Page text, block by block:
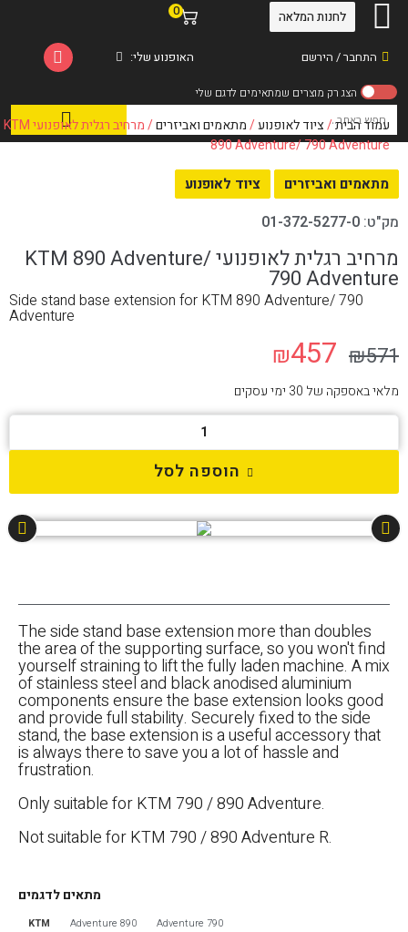
התחבר / הירשם
0
האופנוע שלי:
לחנות המלאה
עמוד הבית/ציוד לאופנוע/מתאמים ואביזרים
/ מרחיב רגלית לאופנועי KTM
890 Adventure/ 790 Adventure
מתאמים ואביזרים ציוד לאופנוע
מק"ט: 01-372-5277-0
מרחיב רגלית לאופנועי KTM 890 Adventure/
790 Adventure
Side stand base extension for KTM 890 Adventure/ 790
Adventure
₪571
₪457
מלאי באספקה של 30 ימי עסקים
הוספה לסל
The side stand base extension more than doubles
the area of the supporting surface, so you won't find
yourself straining to lift the fully laden machine. A mix
of stainless steel and black anodised aluminium
components ensure the base extension looks good
and provide full stability. Securely fixed to the side
stand, the base extension is a useful accessory that
is always there to save you a lot of hassle and
frustration.
Only suitable for KTM 790 / 890 Adventure.
Not suitable for KTM 790 / 890 Adventure R.
מתאים לדגמים
KTM 790 Adventure
890 Adventure